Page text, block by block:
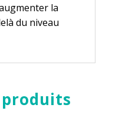
la
du niveau